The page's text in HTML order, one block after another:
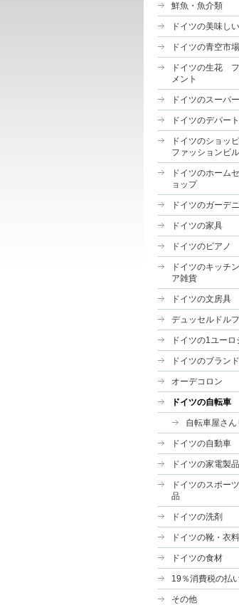
鮮魚・魚介類
ドイツの美味し
ドイツの青空市
ドイツの生花
メント
ドイツのスーパ
ドイツのデパート
ドイツのショッ
ファッションビル
ドイツのホーム
ョップ
ドイツのガーデ
ドイツの家具
ドイツのピアノ
ドイツのキッチ
ア雑貨
ドイツの文房具
デュッセルドル
ドイツの1ユー
ドイツのブラン
オーデコロン
ドイツの自転車
自転車屋さん
ドイツの自動車
ドイツの家電製品
ドイツのスポー
品
ドイツの洗剤
ドイツの靴・衣
ドイツの食材
19％消費税の払
その他